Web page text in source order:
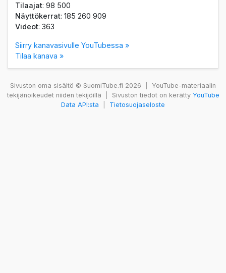
Tilaajat: 98 500
Näyttökerrat: 185 260 909
Videot: 363
Siirry kanavasivulle YouTubessa »
Tilaa kanava »
Sivuston oma sisältö © SuomiTube.fi 2026
YouTube-materiaalin
tekijänoikeudet niiden tekijöillä
Sivuston tiedot on kerätty YouTube
Data API:sta
Tietosuojaseloste